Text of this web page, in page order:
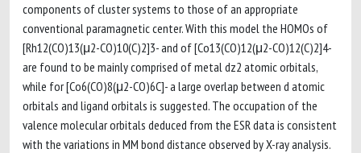
components of cluster systems to those of an appropriate
conventional paramagnetic center. With this model the HOMOs of
[Rh12(CO)13(μ2-CO)10(C)2]3- and of [Co13(CO)12(μ2-CO)12(C)2]4-
are found to be mainly comprised of metal dz2 atomic orbitals,
while for [Co6(CO)8(μ2-CO)6C]- a large overlap between d atomic
orbitals and ligand orbitals is suggested. The occupation of the
valence molecular orbitals deduced from the ESR data is consistent
with the variations in MM bond distance observed by X-ray analysis.